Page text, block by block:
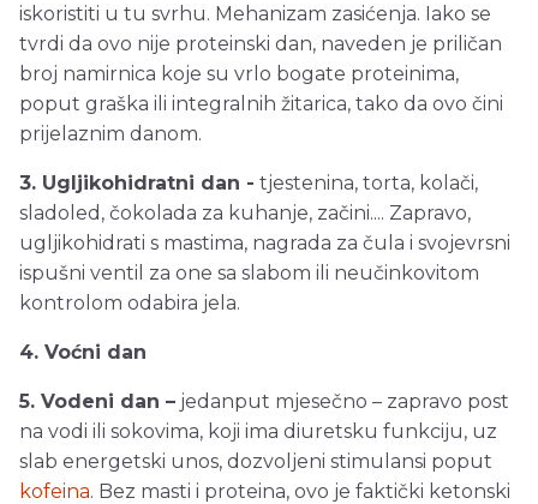
iskoristiti u tu svrhu. Mehanizam zasićenja. Iako se
tvrdi da ovo nije proteinski dan, naveden je priličan
broj namirnica koje su vrlo bogate proteinima,
poput graška ili integralnih žitarica, tako da ovo čini
prijelaznim danom.
3. Ugljikohidratni dan - tjestenina, torta, kolači,
sladoled, čokolada za kuhanje, začini.... Zapravo,
ugljikohidrati s mastima, nagrada za čula i svojevrsni
ispušni ventil za one sa slabom ili neučinkovitom
kontrolom odabira jela.
4. Voćni dan
5. Vodeni dan – jedanput mjesečno – zapravo post
na vodi ili sokovima, koji ima diuretsku funkciju, uz
slab energetski unos, dozvoljeni stimulansi poput
kofeina. Bez masti i proteina, ovo je faktički ketonski